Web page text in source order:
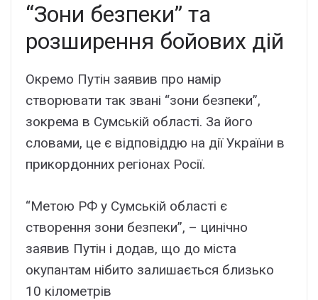
“Зони безпеки” та
розширення бойових дій
Окремо Путін заявив про намір
створювати так звані “зони безпеки”,
зокрема в Сумській області. За його
словами, це є відповіддю на дії України в
прикордонних регіонах Росії.
“Метою РФ у Сумській області є
створення зони безпеки”, – цинічно
заявив Путін і додав, що до міста
окупантам нібито залишається близько
10 кілометрів